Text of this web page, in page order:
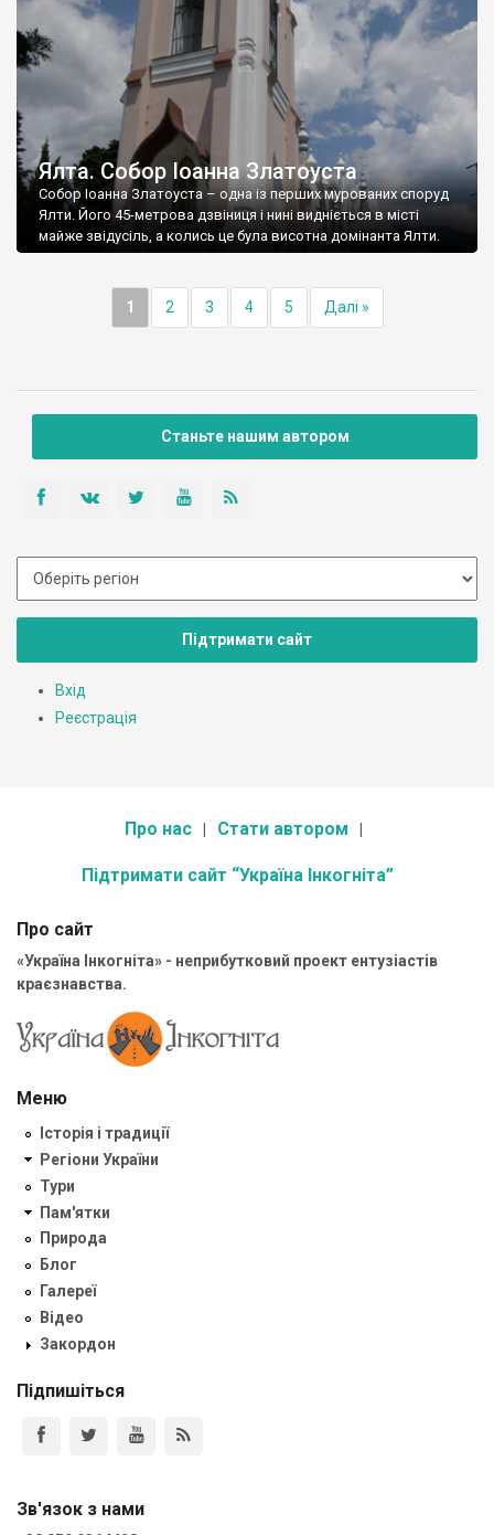
Ялта. Собор Іоанна Златоуста
Собор Іоанна Златоуста – одна із перших мурованих споруд
Ялти. Його 45-метрова дзвіниця і нині видніється в місті
майже звідусіль, а колись це була висотна домінанта Ялти.
1 2 3 4 5 Далі »
Станьте нашим автором
Підтримати сайт
Вхід
Реєстрація
Про нас Стати автором
Підтримати сайт “Україна Інкогніта”
Про сайт
«Україна Інкогніта» - неприбутковий проект ентузіастів
краєзнавства.
Меню
Історія і традиції
Регіони України
Тури
Пам'ятки
Природа
Блог
Галереї
Відео
Закордон
Підпишіться
Зв'язок з нами